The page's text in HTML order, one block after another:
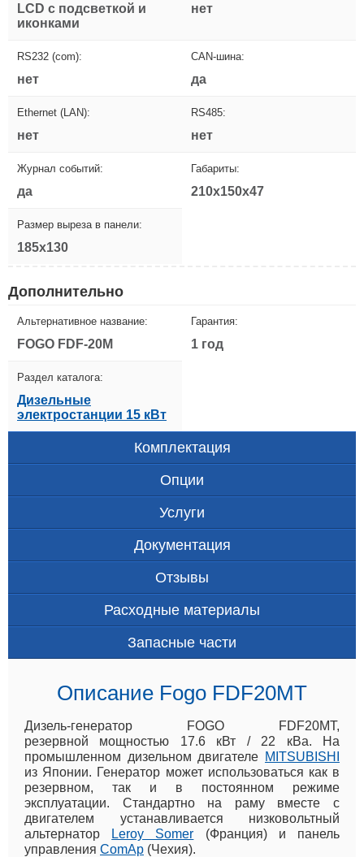
LCD с подсветкой и
иконками
нет
RS232 (com):
нет
CAN-шина:
да
Ethernet (LAN):
нет
RS485:
нет
Журнал событий:
да
Габариты:
210x150x47
Размер выреза в панели:
185x130
Дополнительно
Альтернативное название:
FOGO FDF-20M
Гарантия:
1 год
Раздел каталога:
Дизельные
электростанции 15 кВт
Комплектация
Опции
Услуги
Документация
Отзывы
Расходные материалы
Запасные части
Описание Fogo FDF20MT
Дизель-генератор FOGO FDF20MT,
резервной мощностью 17.6 кВт / 22 кВа. На
промышленном дизельном двигателе MITSUBISHI
из Японии. Генератор может использоваться как в
резервном, так и в постоянном режиме
эксплуатации. Стандартно на раму вместе с
двигателем устанавливается низковольтный
альтернатор
Leroy Somer (Франция) и панель
управления ComAp (Чехия).